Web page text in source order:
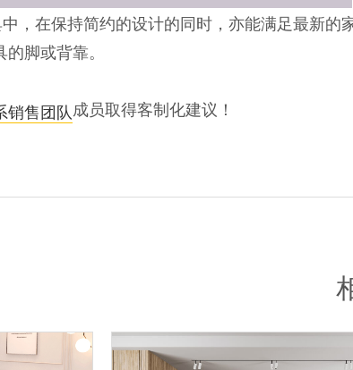
，在保持简约的设计的同时，亦能满足最新的
脚或背靠。
销售团队成员取得客制化建议！